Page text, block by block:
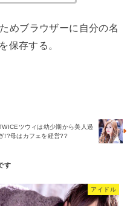
めブラウザーに自分の名
保存する。
ツウィは幼少期から美人過
ぎ!?母はカフェを経営??
アイドル